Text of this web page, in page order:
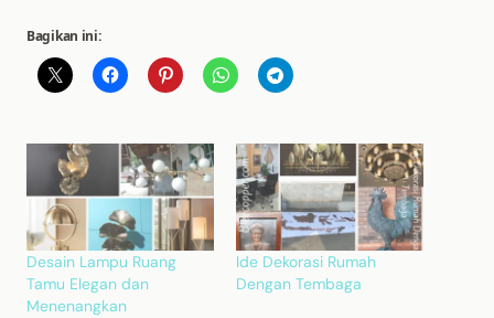
Bagikan ini:
Desain Lampu Ruang
Tamu Elegan dan
Menenangkan
Ide Dekorasi Rumah
Dengan Tembaga